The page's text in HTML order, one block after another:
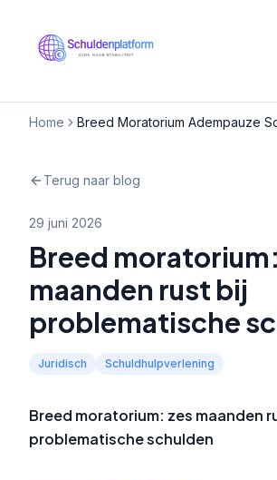
Home Breed Moratorium Adempauze
Terug naar blog
29 juni 2026
Breed
maanden rust bij
problematische
Juridisch Schuldhulpverlening
Breed moratorium: zes maanden
problematische schulden